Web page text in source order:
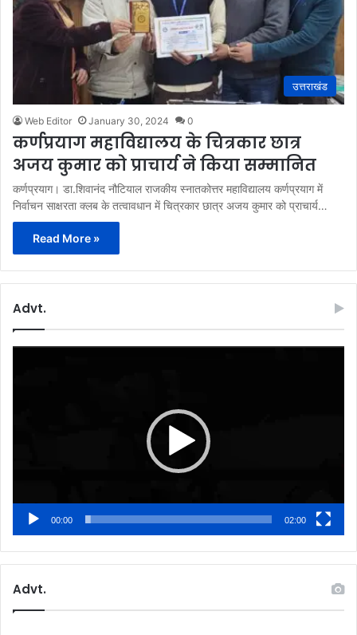
उत्तराखंड
Web Editor January 30, 2024 0
कर्णप्रयाग महाविद्यालय के चित्रकार छात्र
अजय कुमार को प्राचार्य ने किया सम्मानित
कर्णप्रयाग। डा.शिवानंद नौटियाल राजकीय स्नातकोत्तर महाविद्यालय कर्णप्रयाग में
निर्वाचन साक्षरता क्लब के तत्वावधान में चित्रकार छात्र अजय कुमार को प्राचार्य…
Read More »
Advt.
00:00 02:00
Advt.